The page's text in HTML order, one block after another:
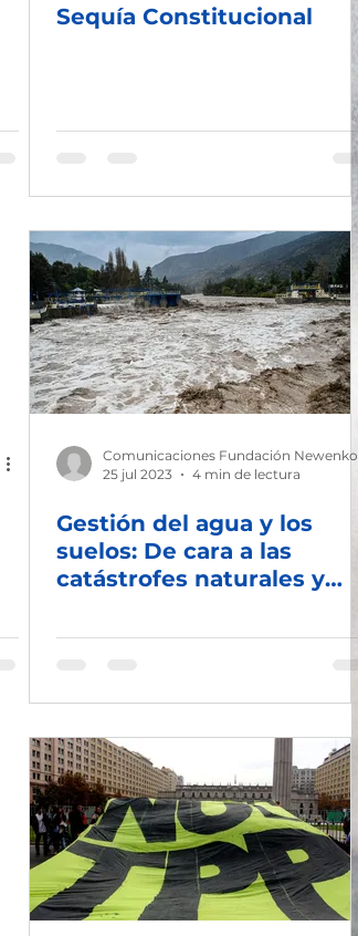
Sequía Constitucional
Comunicaciones Fundación Newenko
25 jul 2023
4 min de lectura
Gestión del agua y los
suelos: De cara a las
catástrofes naturales y